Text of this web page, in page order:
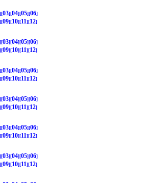
03 04 05 06
09 10 11
12
03 04 05 06
09 10 11
12
03 04 05 06
09 10 11
12
03 04 05 06
09 10 11
12
03 04 05 06
09 10 11
12
03 04 05 06
09 10 11
12